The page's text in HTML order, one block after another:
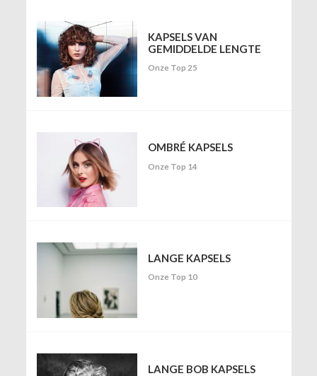
KAPSELS VAN
GEMIDDELDE LENGTE
Onze Top 25
OMBRÉ KAPSELS
Onze Top 14
LANGE KAPSELS
Onze Top 10
LANGE BOB KAPSELS